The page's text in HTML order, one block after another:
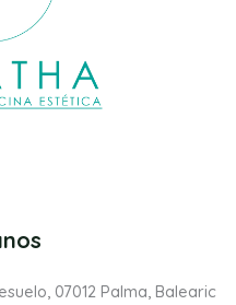
07012 Palma, Balearic